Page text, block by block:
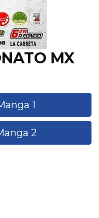
MX
1
2